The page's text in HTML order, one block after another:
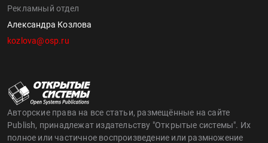
Рекламный отдел
Александра Козлова
kozlova@osp.ru
Авторские права на все статьи, размещённые на сайте
Publish, принадлежат издательству "Открытые системы". Их
полное или частичное воспроизведение или размножение